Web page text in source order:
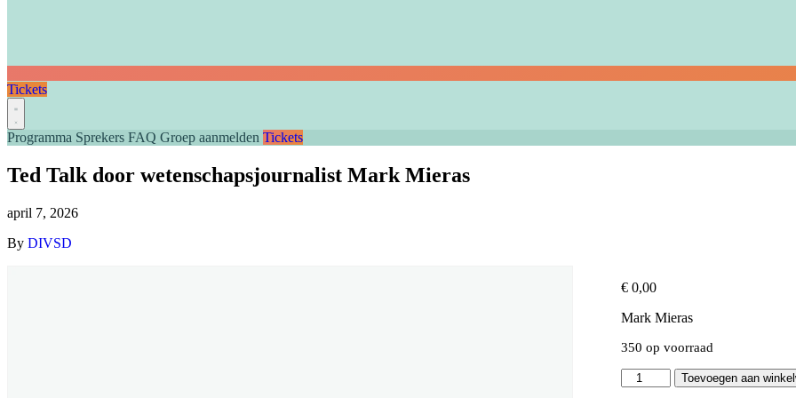
Tickets
Programma Sprekers FAQ Groep aanmelden Tickets
Ted Talk door wetenschapsjournalist Mark Mieras
april 7, 2026
By DIVSD
€0,00
Mark Mieras
350 op voorraad
Ted
Talk
Toevoegen aan